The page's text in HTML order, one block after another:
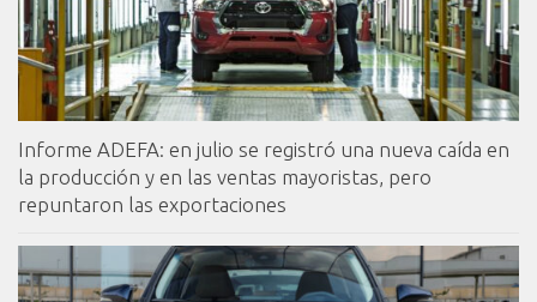
Informe ADEFA: en julio se registró una nueva caída en
la producción y en las ventas mayoristas, pero
repuntaron las exportaciones